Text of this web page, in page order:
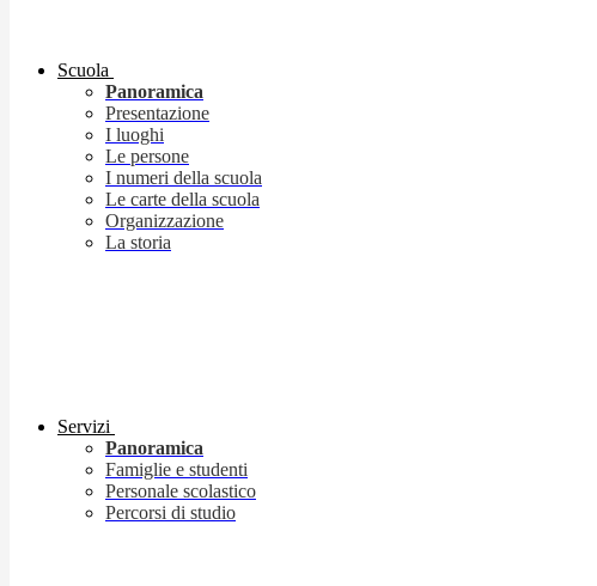
Scuola
Panoramica
Presentazione
I luoghi
Le persone
I numeri della scuola
Le carte della scuola
Organizzazione
La storia
Servizi
Panoramica
Famiglie e studenti
Personale scolastico
Percorsi di studio